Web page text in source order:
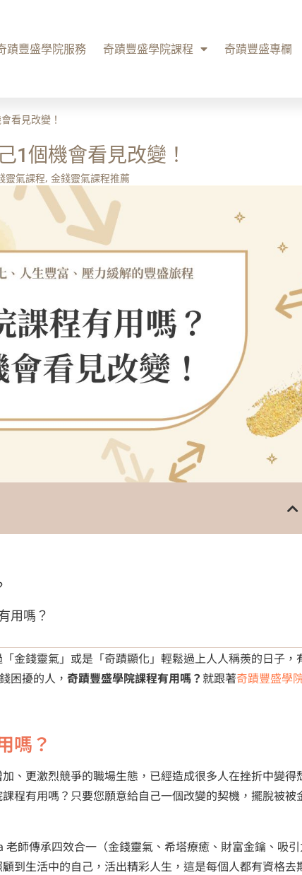
蹟豐盛學院服務 奇蹟豐盛學院課程 奇蹟豐盛專欄
看見改變！
1個機會看見改變！
靈氣課程, 金錢靈氣課程推薦
用嗎？
金錢靈氣」或是「奇蹟顯化」輕鬆過上人人稱羨的日子，
困擾的人， 奇蹟豐盛學院課程有用嗎？ 就跟著奇蹟豐盛學
嗎？
、更激烈競爭的職場生態，已經造成很多人在挫折中變得
程有用嗎？只要您願意給自己一個改變的契機，擺脫被被
師傳承四效合一（金錢靈氣、希塔療癒、財富金鑰、吸
到生活中的自己，活出精彩人生，這是每個人都有資格去